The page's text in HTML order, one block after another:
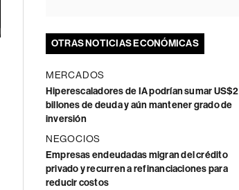
OTRAS NOTICIAS ECONÓMICAS
MERCADOS
Hiperescaladores de IA podrían sumar US$2
billones de deuda y aún mantener grado de
inversión
NEGOCIOS
Empresas endeudadas migran del crédito
privado y recurren a refinanciaciones para
reducir costos